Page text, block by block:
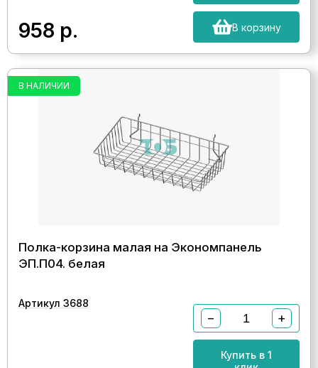
958 р. В корзину
В НАЛИЧИИ
Полка-корзина малая на Экономпанель
ЭП.П04. белая
Артикул 3688
− +
Купить в 1